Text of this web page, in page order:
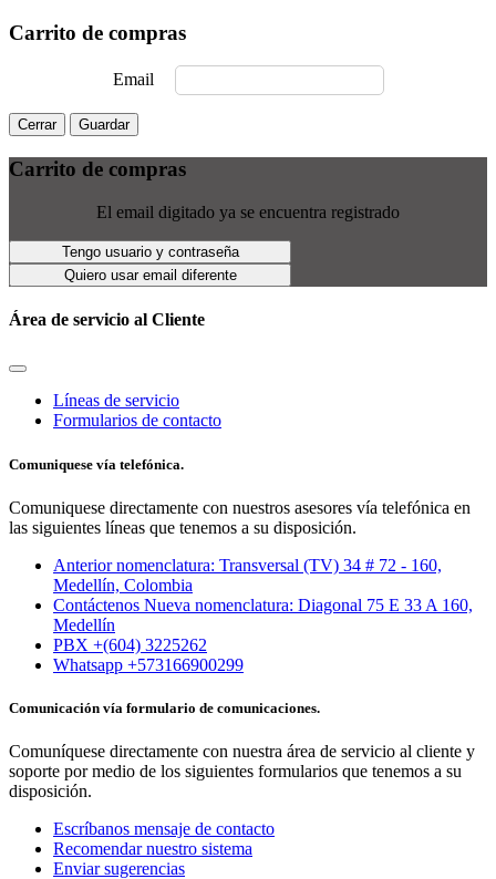
Carrito de compras
Email
Cerrar Guardar
Carrito de compras
El email digitado ya se encuentra registrado
Tengo usuario y contraseña
Quiero usar email diferente
Área de servicio al Cliente
Líneas de servicio
Formularios de contacto
Comuniquese vía telefónica.
Comuniquese directamente con nuestros asesores vía telefónica en
las siguientes líneas que tenemos a su disposición.
Anterior nomenclatura: Transversal (TV) 34 # 72 - 160,
Medellín, Colombia
Contáctenos Nueva nomenclatura: Diagonal 75 E 33 A 160,
Medellín
PBX +(604) 3225262
Whatsapp +573166900299
Comunicación vía formulario de comunicaciones.
Comuníquese directamente con nuestra área de servicio al cliente y
soporte por medio de los siguientes formularios que tenemos a su
disposición.
Escríbanos mensaje de contacto
Recomendar nuestro sistema
Enviar sugerencias